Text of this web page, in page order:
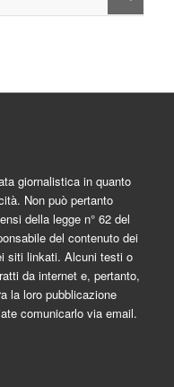
giornalistica in quanto
Non può pertanto
della legge n° 62 del
del contenuto dei
siti linkati. Alcuni testi o
da internet e, pertanto,
la loro pubblicazione
comunicarlo via email.